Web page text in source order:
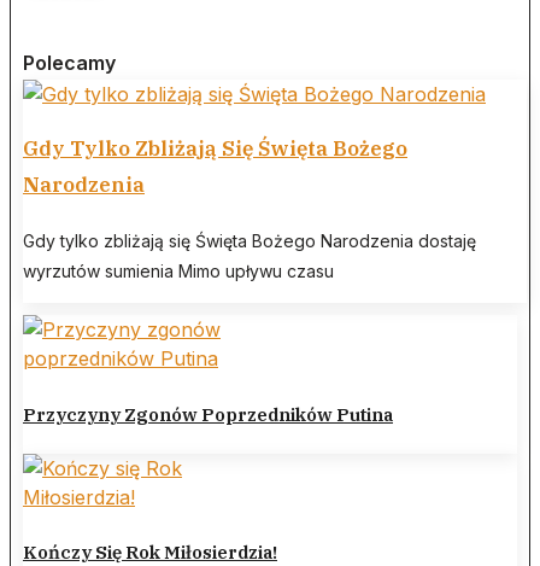
Polecamy
Gdy Tylko Zbliżają Się Święta Bożego
Narodzenia
Gdy tylko zbliżają się Święta Bożego Narodzenia dostaję
wyrzutów sumienia Mimo upływu czasu
Przyczyny Zgonów Poprzedników Putina
Kończy Się Rok Miłosierdzia!